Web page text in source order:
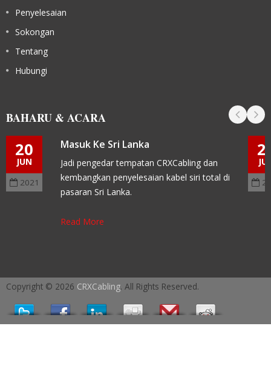
Penyelesaian
Sokongan
Tentang
Hubungi
BAHARU & ACARA
20
JUN
2021
Masuk Ke Sri Lanka
Jadi pengedar tempatan CRXCabling dan
kembangkan penyelesaian kabel siri total di
pasaran Sri Lanka.
Read More
Copyright © 2026 CRXCabling. All Rights Reserved.